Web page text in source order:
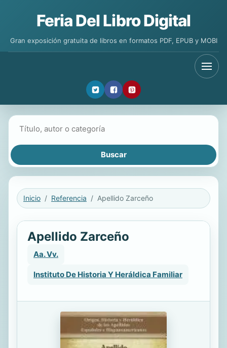
Feria Del Libro Digital
Gran exposición gratuita de libros en formatos PDF, EPUB y MOBI
Inicio Referencia Apellido Zarceño
Apellido Zarceño
Aa. Vv.
Instituto De Historia Y Heráldica Familiar